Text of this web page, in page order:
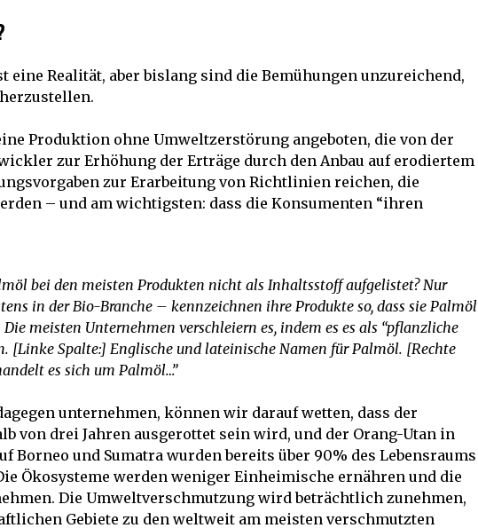
eine Realität, aber bislang sind die Bemühungen unzureichend,
Produktion ohne Umweltzerstörung angeboten, die von der
zur Erhöhung der Erträge durch den Anbau auf erodiertem
zur Erarbeitung von Richtlinien reichen, die
– und am wichtigsten: dass die Konsumenten “ihren
bei den meisten Produkten nicht als Inhaltsstoff aufgelistet? Nur
in der Bio-Branche – kennzeichnen ihre Produkte so, dass sie Palmöl
meisten Unternehmen verschleiern es, indem es es als “pflanzliche
[Linke Spalte:] Englische und lateinische Namen für Palmöl. [Rechte
es sich um Palmöl…”
unternehmen, können wir darauf wetten, dass der
von drei Jahren ausgerottet sein wird, und der Orang-Utan in
Borneo und Sumatra wurden bereits über 90% des Lebensraums
Ökosysteme werden weniger Einheimische ernähren und die
Die Umweltverschmutzung wird beträchtlich zunehmen,
Gebiete zu den weltweit am meisten verschmutzten